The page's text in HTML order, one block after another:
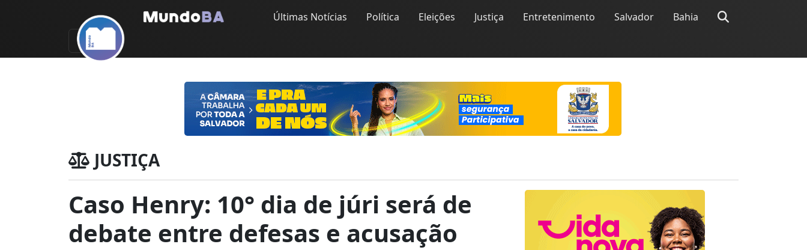
Últimas Notícias Política Eleições Justiça Entretenimento Salvador Bahia
JUSTIÇA
Caso Henry: 10° dia de júri será de
debate entre defesas e acusação